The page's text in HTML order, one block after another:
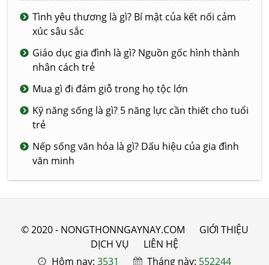
Tình yêu thương là gì? Bí mật của kết nối cảm
xúc sâu sắc
Giáo dục gia đình là gì? Nguồn gốc hình thành
nhân cách trẻ
Mua gì đi đám giỗ trong họ tộc lớn
Kỹ năng sống là gì? 5 năng lực cần thiết cho tuổi
trẻ
Nếp sống văn hóa là gì? Dấu hiệu của gia đình
văn minh
© 2020 - NONGTHONNGAYNAY.COM
GIỚI THIỆU
DỊCH VỤ
LIÊN HỆ
Hôm nay: 3531 Tháng này: 552244